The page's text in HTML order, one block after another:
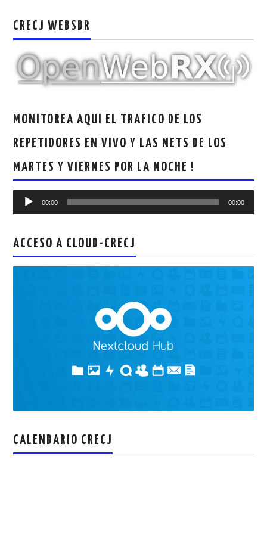
CRECJ WEBSDR
MONITOREA AQUI EL TRAFICO DE LOS
REPETIDORES EN VIVO Y LAS NETS DE LOS
MARTES Y VIERNES POR LA NOCHE !
Reproductor
00:00 00:00
ACCESO A CLOUD-CRECJ
CALENDARIO CRECJ